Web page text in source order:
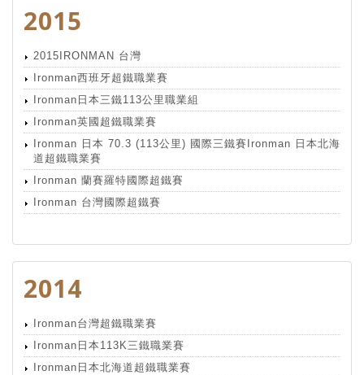
2015
2015IRONMAN 台灣
Ironman西班牙超鐵職業賽
Ironman日本三鐵113公里職業組
Ironman英國超鐵職業賽
Ironman 日本 70.3 (113公里) 國際三鐵賽Ironman 日本北海
道超鐵職業賽
Ironman 蘭賽羅特國際超鐵賽
Ironman 台灣國際超鐵賽
2014
Ironman台灣超鐵職業賽
Ironman日本113K三鐵職業賽
Ironman日本北海道超鐵職業賽